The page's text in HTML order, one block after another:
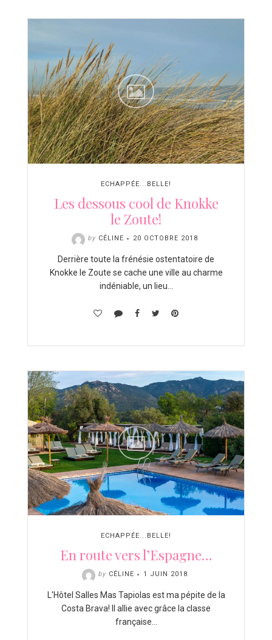
ECHAPPÉE...BELLE!
Les dessous cool de Knokke
le Zoute!
by CÉLINE 20 OCTOBRE 2018.
Derrière toute la frénésie ostentatoire de
Knokke le Zoute se cache une ville au charme
indéniable, un lieu…
ECHAPPÉE...BELLE!
En route vers l’Espagne…
by CÉLINE 1 JUIN 2018.
L'Hôtel Salles Mas Tapiolas est ma pépite de la
Costa Brava! Il allie avec grâce la classe
française…